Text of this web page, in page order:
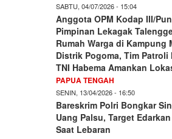
SABTU, 04/07/2026 - 15:04
Anggota OPM Kodap III/
Pimpinan Lekagak
Rumah Warga di Kampung
Distrik Pogoma, Tim Patroli
TNI Habema Amankan
PAPUA TENGAH
SENIN, 13/04/2026 - 16:50
Bareskrim Polri Bongkar
Uang Palsu, Target
Saat Lebaran